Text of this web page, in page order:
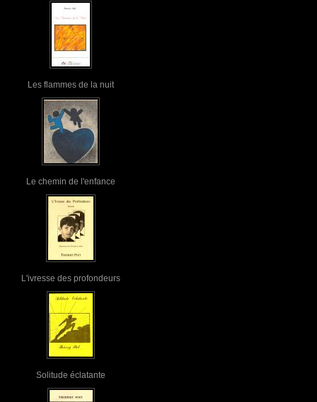
Les flammes de la nuit
Le chemin de l'enfance
L'ivresse des profondeurs
Solitude éclatante